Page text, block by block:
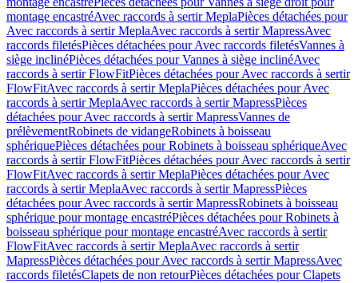
montage encastréAvec raccords à sertir MeplaPièces détachées pour
Avec raccords à sertir MeplaAvec raccords à sertir MapressAvec
raccords filetésPièces détachées pour Avec raccords filetésVannes à
siège inclinéPièces détachées pour Vannes à siège inclinéAvec
raccords à sertir FlowFitPièces détachées pour Avec raccords à sertir
FlowFitAvec raccords à sertir MeplaPièces détachées pour Avec
raccords à sertir MeplaAvec raccords à sertir MapressPièces
détachées pour Avec raccords à sertir MapressVannes de
prélèvementRobinets de vidangeRobinets à boisseau
sphériquePièces détachées pour Robinets à boisseau sphériqueAvec
raccords à sertir FlowFitPièces détachées pour Avec raccords à sertir
FlowFitAvec raccords à sertir MeplaPièces détachées pour Avec
raccords à sertir MeplaAvec raccords à sertir MapressPièces
détachées pour Avec raccords à sertir MapressRobinets à boisseau
sphérique pour montage encastréPièces détachées pour Robinets à
boisseau sphérique pour montage encastréAvec raccords à sertir
FlowFitAvec raccords à sertir MeplaAvec raccords à sertir
MapressPièces détachées pour Avec raccords à sertir MapressAvec
raccords filetésClapets de non retourPièces détachées pour Clapets